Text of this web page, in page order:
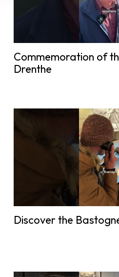
Commemoration of
Drenthe
Discover the